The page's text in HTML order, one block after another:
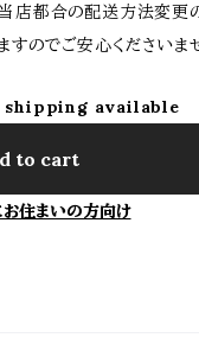
店都合の配送方法変更
のでご安心くださいま
available
to cart
住まいの方向け